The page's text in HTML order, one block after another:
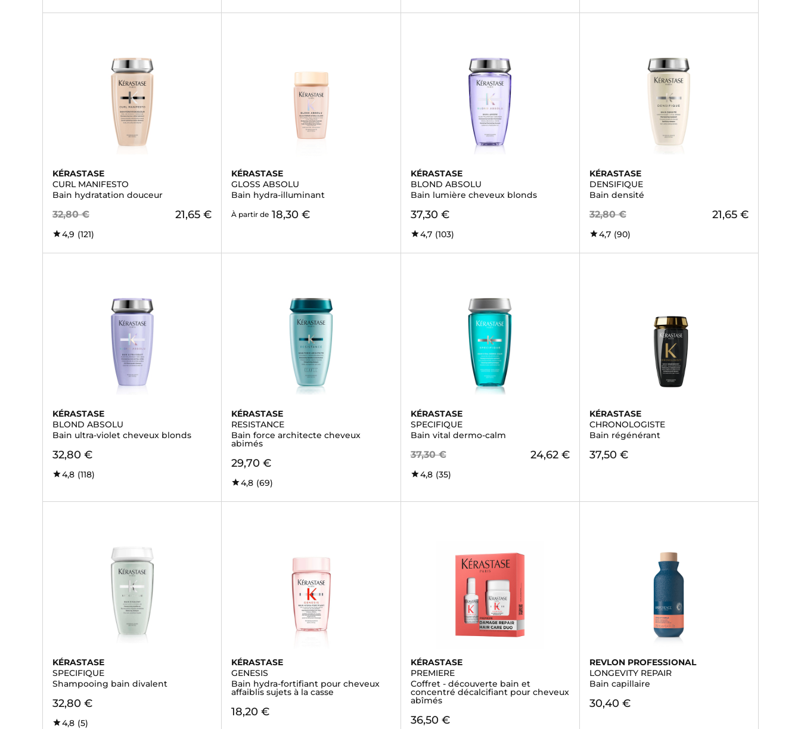
KÉRASTASE
CURL MANIFESTO
Bain hydratation douceur
32,80 € 21,65 €
4,9 (121)
KÉRASTASE
GLOSS ABSOLU
Bain hydra-illuminant
À partir de 18,30 €
KÉRASTASE
BLOND ABSOLU
Bain lumière cheveux blonds
37,30 €
4,7 (103)
KÉRASTASE
DENSIFIQUE
Bain densité
32,80 € 21,65 €
4,7 (90)
KÉRASTASE
BLOND ABSOLU
Bain ultra-violet cheveux blonds
32,80 €
4,8 (118)
KÉRASTASE
RESISTANCE
Bain force architecte cheveux
abimés
29,70 €
4,8 (69)
KÉRASTASE
SPECIFIQUE
Bain vital dermo-calm
37,30 € 24,62 €
4,8 (35)
KÉRASTASE
CHRONOLOGISTE
Bain régénérant
37,50 €
KÉRASTASE
SPECIFIQUE
Shampooing bain divalent
32,80 €
4,8 (5)
KÉRASTASE
GENESIS
Bain hydra-fortifiant pour cheveux
affaiblis sujets à la casse
18,20 €
KÉRASTASE
PREMIERE
Coffret - découverte bain et
concentré décalcifiant pour cheveux
abîmés
36,50 €
REVLON PROFESSIONAL
LONGEVITY REPAIR
Bain capillaire
30,40 €